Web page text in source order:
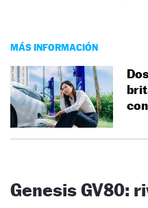
MÁS INFORMACIÓN
Genesis GV80: